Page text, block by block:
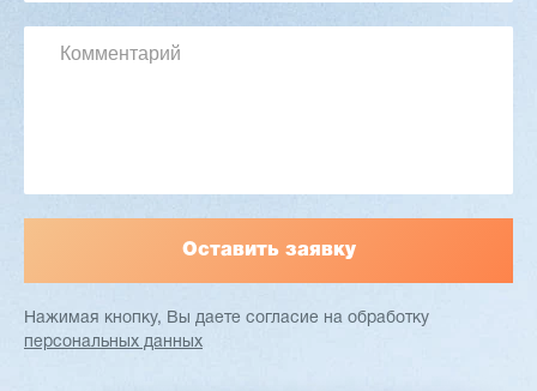
Станок проходного типа
Нажимая кнопку, Вы даете согласие на обработку
персональных данных